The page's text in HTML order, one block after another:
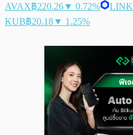
AVAX฿220.26▼ 0.72% LINK
KUB฿20.18▼ 1.25%